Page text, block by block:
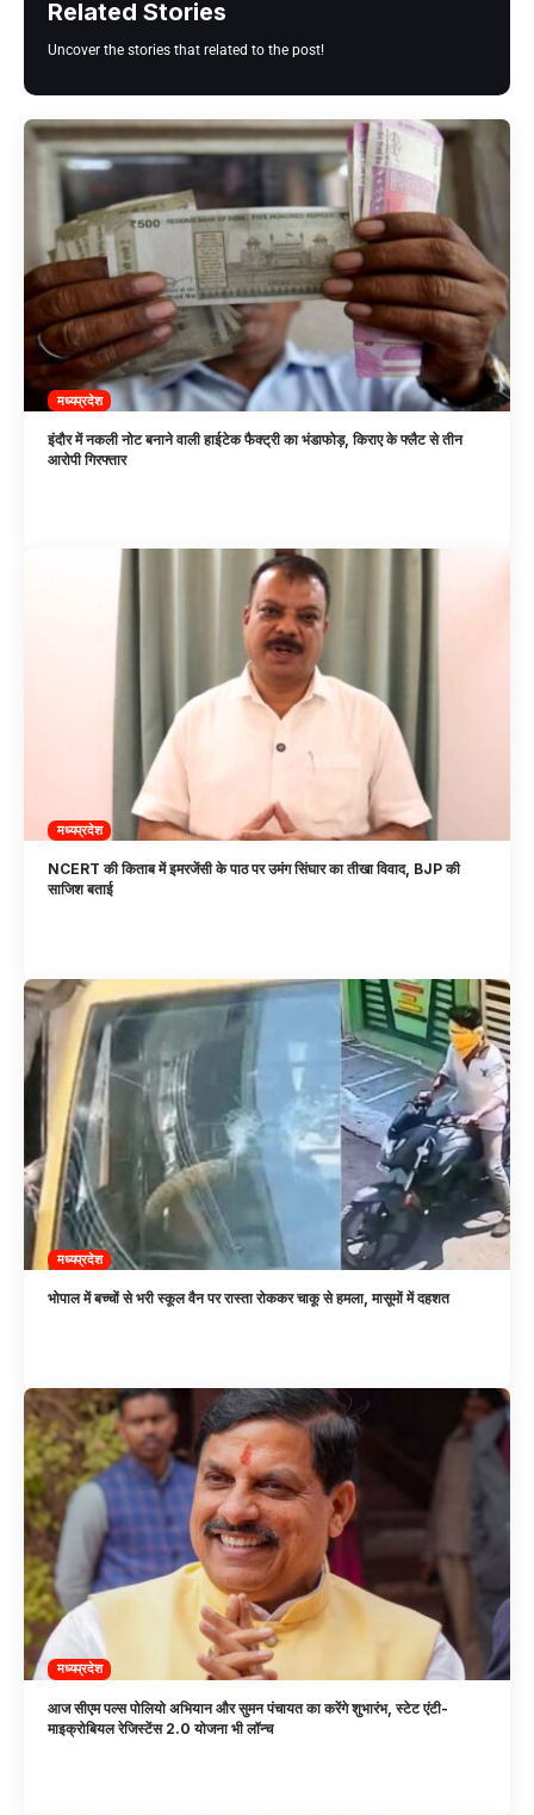
Related Stories
Uncover the stories that related to the post!
मध्यप्रदेश
इंदौर में नकली नोट बनाने वाली हाईटेक फैक्ट्री का भंडाफोड़, किराए के फ्लैट से तीन
आरोपी गिरफ्तार
मध्यप्रदेश
NCERT की किताब में इमरजेंसी के पाठ पर उमंग सिंघार का तीखा विवाद, BJP की
साजिश बताई
मध्यप्रदेश
भोपाल में बच्चों से भरी स्कूल वैन पर रास्ता रोककर चाकू से हमला, मासूमों में दहशत
मध्यप्रदेश
आज सीएम पल्स पोलियो अभियान और सुमन पंचायत का करेंगे शुभारंभ, स्टेट एंटी-
माइक्रोबियल रेजिस्टेंस 2.0 योजना भी लॉन्च